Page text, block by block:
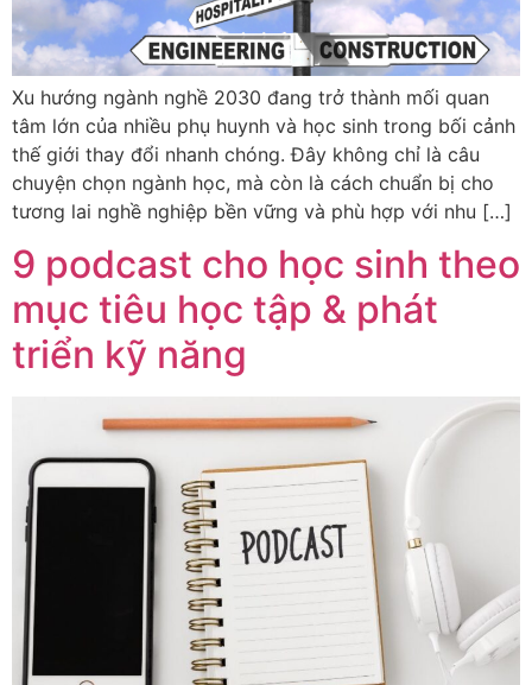
Xu hướng ngành nghề 2030 đang trở thành mối quan
tâm lớn của nhiều phụ huynh và học sinh trong bối cảnh
thế giới thay đổi nhanh chóng. Đây không chỉ là câu
chuyện chọn ngành học, mà còn là cách chuẩn bị cho
tương lai nghề nghiệp bền vững và phù hợp với nhu […]
9 podcast cho học sinh theo
mục tiêu học tập & phát
triển kỹ năng